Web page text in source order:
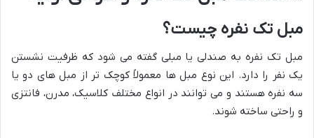
مبل تک نفره چیست؟
مبل تک نفره به صندلی یا مبلی گفته می شود که ظرفیت نشستن
یک نفر را دارد. این نوع مبل ها معمولاً کوچک تر از مبل های دو یا
سه نفره هستند و می توانند در انواع مختلف کلاسیک، مدرن، فانتزی
و راحتی ساخته شوند.